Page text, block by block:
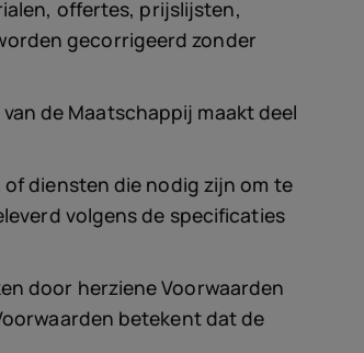
offertes, prijslijsten,
gecorrigeerd zonder
de Maatschappij maakt deel
diensten die nodig zijn om te
volgens de specificaties
door herziene Voorwaarden
betekent dat de